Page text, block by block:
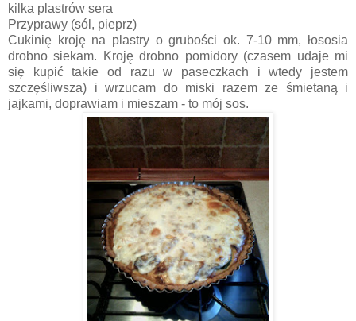
kilka plastrów sera
Przyprawy (sól, pieprz)
Cukinię kroję na plastry o grubości ok. 7-10 mm, łososia
drobno siekam. Kroję drobno pomidory (czasem udaje mi
się kupić takie od razu w paseczkach i wtedy jestem
szczęśliwsza) i wrzucam do miski razem ze śmietaną i
jajkami, doprawiam i mieszam - to mój sos.